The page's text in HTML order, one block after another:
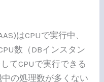
はCPUで実行中、
数（DBインスタン
てCPUで実行できる
の処理数が多くない